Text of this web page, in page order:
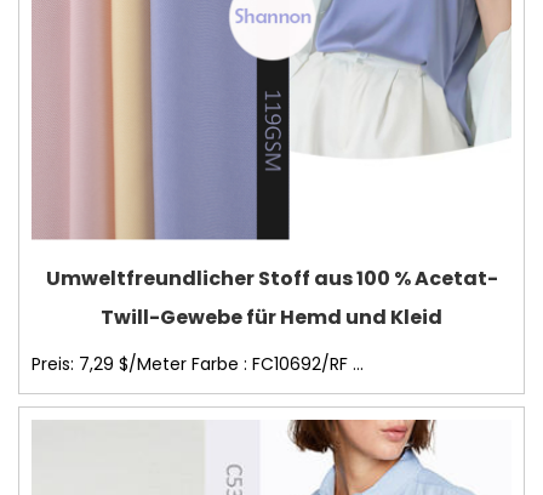
Umweltfreundlicher Stoff aus 100 % Acetat-
Twill-Gewebe für Hemd und Kleid
Preis: 7,29 $/Meter Farbe : FC10692/RF ...